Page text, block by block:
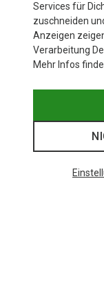
Services für
zuschneiden
Anzeigen
Verarbeitung
Mehr Infos